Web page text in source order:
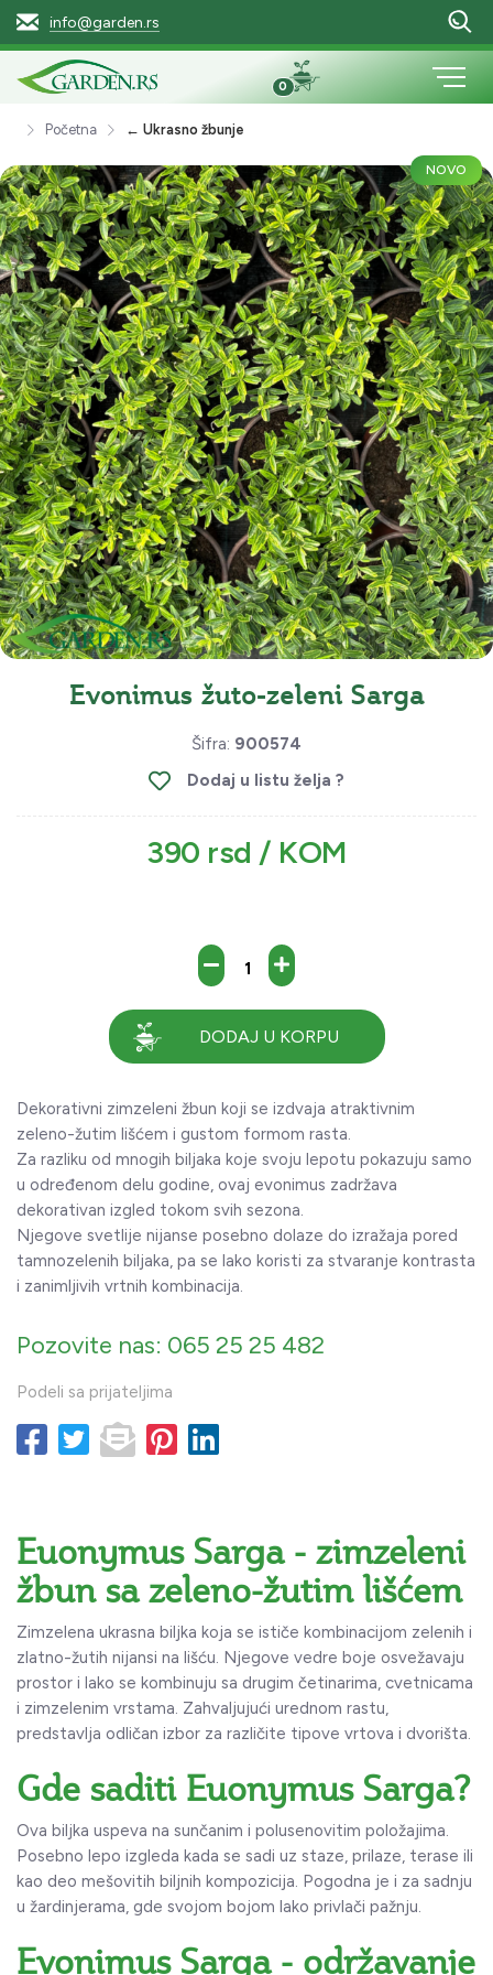
info@garden.rs
0
Početna ← Ukrasno žbunje
NOVO
Evonimus žuto-zeleni Sarga
Šifra: 900574
Dodaj u listu želja ?
390 rsd / KOM
DODAJ U KORPU
Dekorativni zimzeleni žbun koji se izdvaja atraktivnim
zeleno-žutim lišćem i gustom formom rasta.
Za razliku od mnogih biljaka koje svoju lepotu pokazuju samo
u određenom delu godine, ovaj evonimus zadržava
dekorativan izgled tokom svih sezona.
Njegove svetlije nijanse posebno dolaze do izražaja pored
tamnozelenih biljaka, pa se lako koristi za stvaranje kontrasta
i zanimljivih vrtnih kombinacija.
Pozovite nas: 065 25 25 482
Podeli sa prijateljima
Euonymus Sarga - zimzeleni
žbun sa zeleno-žutim lišćem
Zimzelena ukrasna biljka koja se ističe kombinacijom zelenih i
zlatno-žutih nijansi na lišću. Njegove vedre boje osvežavaju
prostor i lako se kombinuju sa drugim četinarima, cvetnicama
i zimzelenim vrstama. Zahvaljujući urednom rastu,
predstavlja odličan izbor za različite tipove vrtova i dvorišta.
Gde saditi Euonymus Sarga?
Ova biljka uspeva na sunčanim i polusenovitim položajima.
Posebno lepo izgleda kada se sadi uz staze, prilaze, terase ili
kao deo mešovitih biljnih kompozicija. Pogodna je i za sadnju
u žardinjerama, gde svojom bojom lako privlači pažnju.
Evonimus Sarga - održavanje